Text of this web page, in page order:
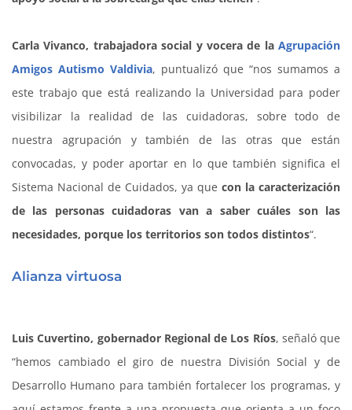
Carla Vivanco, trabajadora social y vocera de la Agrupación
Amigos Autismo Valdivia, puntualizó que “nos sumamos a
este trabajo que está realizando la Universidad para poder
visibilizar la realidad de las cuidadoras, sobre todo de
nuestra agrupación y también de las otras que están
convocadas, y poder aportar en lo que también significa el
Sistema Nacional de Cuidados, ya que con la caracterización
de las personas cuidadoras van a saber cuáles son las
necesidades, porque los territorios son todos distintos“.
Alianza virtuosa
Luis Cuvertino, gobernador Regional de Los Ríos, señaló que
“hemos cambiado el giro de nuestra División Social y de
Desarrollo Humano para también fortalecer los programas, y